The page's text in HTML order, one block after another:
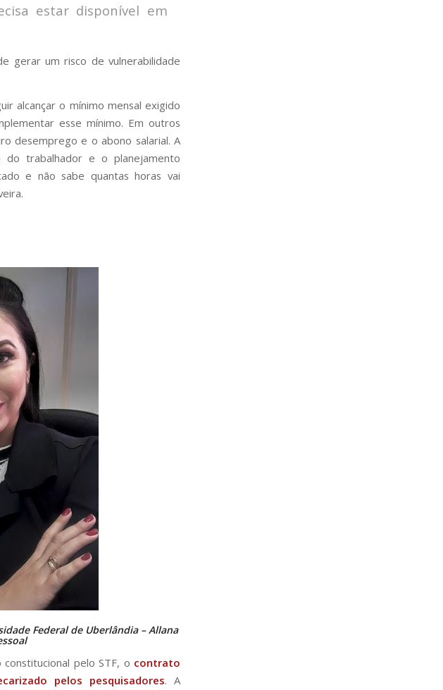
estar disponível em
gerar um risco de vulnerabilidade
alcançar o mínimo mensal exigido
esse mínimo. Em outros
desemprego e o abono salarial. A
do trabalhador e o planejamento
e não sabe quantas horas vai
Federal de Uberlândia –Allana
pelo STF, o contrato
pelos pesquisadores. A